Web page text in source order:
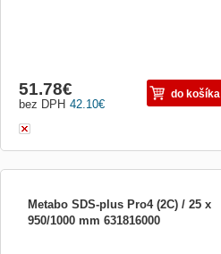
42.10€
bez DPH
51.78€ do košíka
Metabo SDS-plus Pro4 (2C) / 25 x
950/1000 mm 631816000